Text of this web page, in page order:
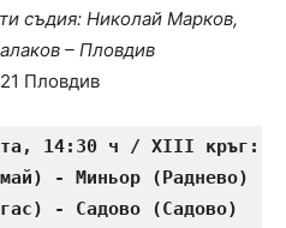
съдия: Николай Марков,
– Пловдив
Пловдив
14:30 ч / XIII кръг:
- Миньор
- Садово